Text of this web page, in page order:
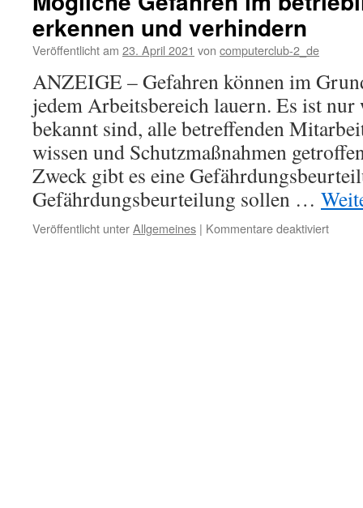
erkennen und verhindern
Veröffentlicht am 23. April 2021 von computerclub-2_de
ANZEIGE – Gefahren können im
jedem Arbeitsbereich lauern. Es ist nur
bekannt sind, alle betreffenden
wissen und Schutzmaßnahmen
Zweck gibt es eine
Gefährdungsbeurteilung sollen …
Veröffentlicht unterAllgemeines | Kommentare deaktiviertfür